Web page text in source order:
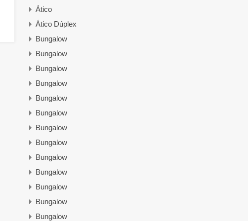
Ático
Ático Dúplex
Bungalow
Bungalow
Bungalow
Bungalow
Bungalow
Bungalow
Bungalow
Bungalow
Bungalow
Bungalow
Bungalow
Bungalow
Bungalow